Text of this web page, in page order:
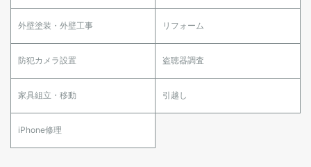
外壁塗装・外壁工事 リフォーム
防犯カメラ設置 盗聴器調査
家具組立・移動 引越し
iPhone修理